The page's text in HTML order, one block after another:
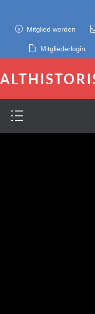
Mitglied werden
Mitgliederlogin